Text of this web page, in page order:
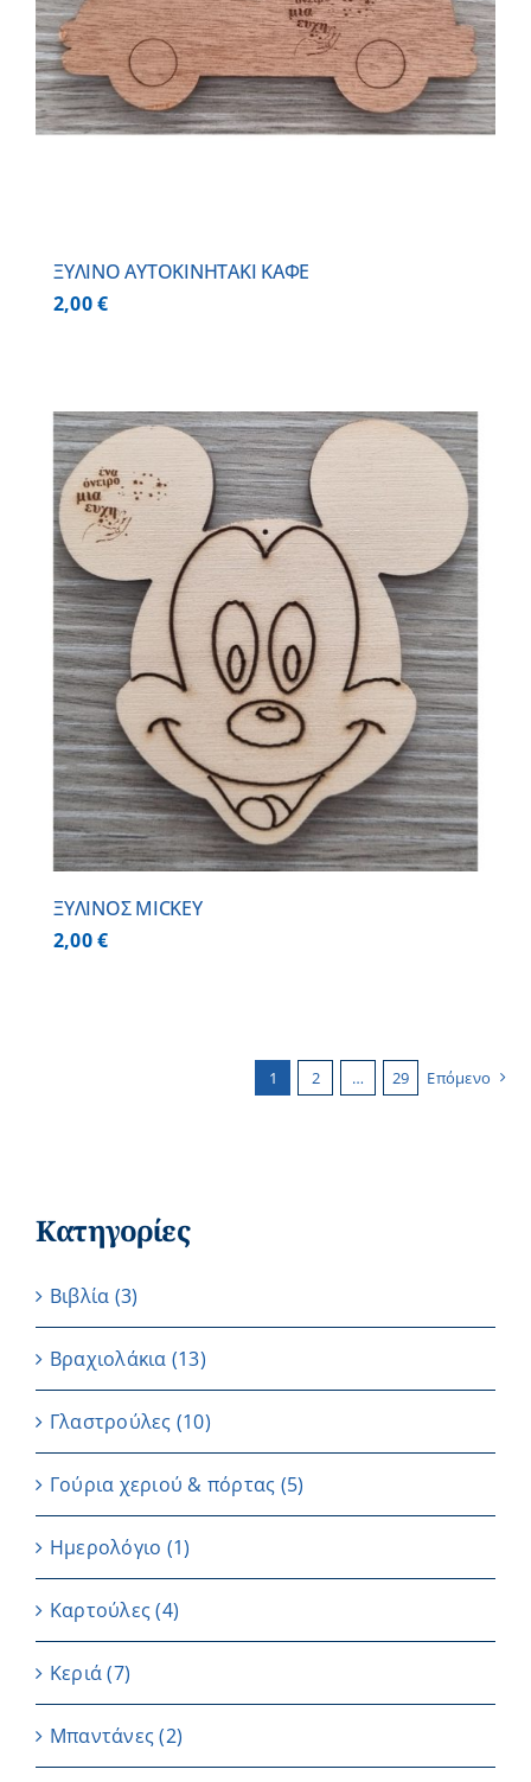
ΞΥΛΙΝΟ AYTOKINHTAKI ΚΑΦΕ
2,00€
ΞΥΛΙΝΟΣ MICKEY
2,00€
1 2 … 29 Επόμενο
Κατηγορίες
Βιβλία (3)
Βραχιολάκια (13)
Γλαστρούλες (10)
Γούρια χεριού & πόρτας (5)
Ημερολόγιο (1)
Καρτούλες (4)
Κεριά (7)
Μπαντάνες (2)